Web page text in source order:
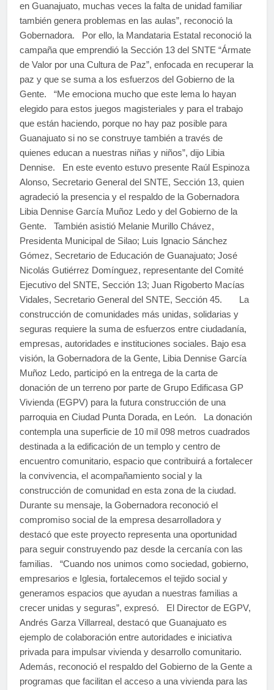
en Guanajuato, muchas veces la falta de unidad familiar
también genera problemas en las aulas”, reconoció la
Gobernadora. Por ello, la Mandataria Estatal reconoció la
campaña que emprendió la Sección 13 del SNTE “Ármate
de Valor por una Cultura de Paz”, enfocada en recuperar la
paz y que se suma a los esfuerzos del Gobierno de la
Gente. “Me emociona mucho que este lema lo hayan
elegido para estos juegos magisteriales y para el trabajo
que están haciendo, porque no hay paz posible para
Guanajuato si no se construye también a través de
quienes educan a nuestras niñas y niños”, dijo Libia
Dennise. En este evento estuvo presente Raúl Espinoza
Alonso, Secretario General del SNTE, Sección 13, quien
agradeció la presencia y el respaldo de la Gobernadora
Libia Dennise García Muñoz Ledo y del Gobierno de la
Gente. También asistió Melanie Murillo Chávez,
Presidenta Municipal de Silao; Luis Ignacio Sánchez
Gómez, Secretario de Educación de Guanajuato; José
Nicolás Gutiérrez Domínguez, representante del Comité
Ejecutivo del SNTE, Sección 13; Juan Rigoberto Macías
Vidales, Secretario General del SNTE, Sección 45. La
construcción de comunidades más unidas, solidarias y
seguras requiere la suma de esfuerzos entre ciudadanía,
empresas, autoridades e instituciones sociales. Bajo esa
visión, la Gobernadora de la Gente, Libia Dennise García
Muñoz Ledo, participó en la entrega de la carta de
donación de un terreno por parte de Grupo Edificasa GP
Vivienda (EGPV) para la futura construcción de una
parroquia en Ciudad Punta Dorada, en León. La donación
contempla una superficie de 10 mil 098 metros cuadrados
destinada a la edificación de un templo y centro de
encuentro comunitario, espacio que contribuirá a fortalecer
la convivencia, el acompañamiento social y la
construcción de comunidad en esta zona de la ciudad.
Durante su mensaje, la Gobernadora reconoció el
compromiso social de la empresa desarrolladora y
destacó que este proyecto representa una oportunidad
para seguir construyendo paz desde la cercanía con las
familias. “Cuando nos unimos como sociedad, gobierno,
empresarios e Iglesia, fortalecemos el tejido social y
generamos espacios que ayudan a nuestras familias a
crecer unidas y seguras”, expresó. El Director de EGPV,
Andrés Garza Villarreal, destacó que Guanajuato es
ejemplo de colaboración entre autoridades e iniciativa
privada para impulsar vivienda y desarrollo comunitario.
Además, reconoció el respaldo del Gobierno de la Gente a
programas que facilitan el acceso a una vivienda para las